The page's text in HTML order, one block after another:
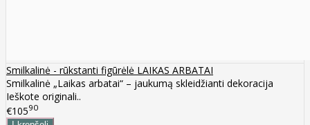
Smilkalinė - rūkstanti figūrėlė LAIKAS ARBATAI
Smilkalinė „Laikas arbatai“ – jaukumą skleidžianti dekoracija
Ieškote originali..
€10590